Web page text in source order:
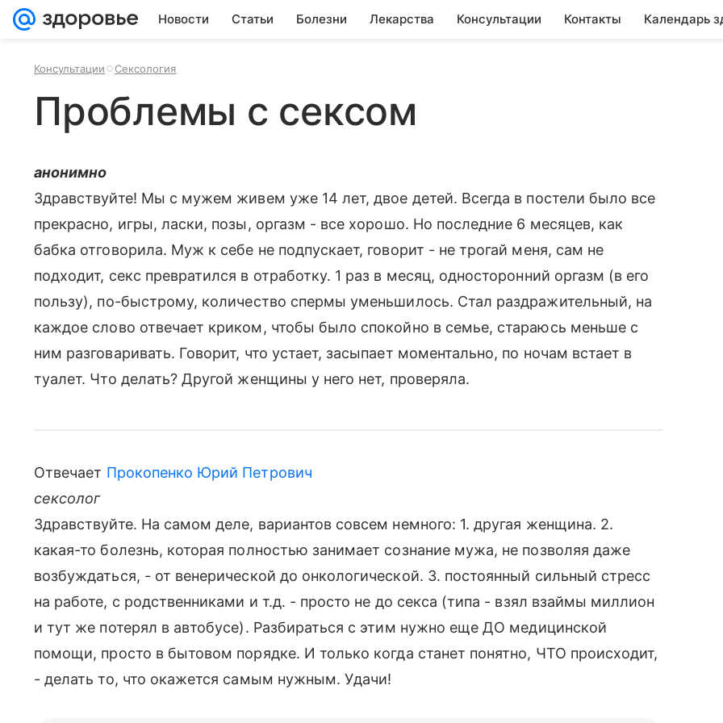
Новости Статьи Болезни Лекарства Консультации Контакты Календарь
Консультации Сексология
Проблемы с сексом
анонимно
Здравствуйте! Мы с мужем живем уже 14 лет, двое детей. Всегда в постели было все
прекрасно, игры, ласки, позы, оргазм - все хорошо. Но последние 6 месяцев, как
бабка отговорила. Муж к себе не подпускает, говорит - не трогай меня, сам не
подходит, секс превратился в отработку. 1 раз в месяц, односторонний оргазм (в его
пользу), по-быстрому, количество спермы уменьшилось. Стал раздражительный, на
каждое слово отвечает криком, чтобы было спокойно в семье, стараюсь меньше с
ним разговаривать. Говорит, что устает, засыпает моментально, по ночам встает в
туалет. Что делать? Другой женщины у него нет, проверяла.
Отвечает Прокопенко Юрий Петрович
сексолог
Здравствуйте. На самом деле, вариантов совсем немного: 1. другая женщина. 2.
какая-то болезнь, которая полностью занимает сознание мужа, не позволяя даже
возбуждаться, - от венерической до онкологической. 3. постоянный сильный стресс
на работе, с родственниками и т.д. - просто не до секса (типа - взял взаймы миллион
и тут же потерял в автобусе). Разбираться с этим нужно еще ДО медицинской
помощи, просто в бытовом порядке. И только когда станет понятно, ЧТО происходит,
- делать то, что окажется самым нужным. Удачи!